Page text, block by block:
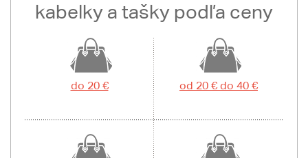
kabelky a tašky podľa ceny
do 20 € od 20 € do 40 €